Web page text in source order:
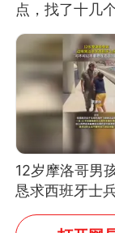
点，找了十几
开门：午休到
12岁摩洛哥男
恳求西班牙士
可以不要把我